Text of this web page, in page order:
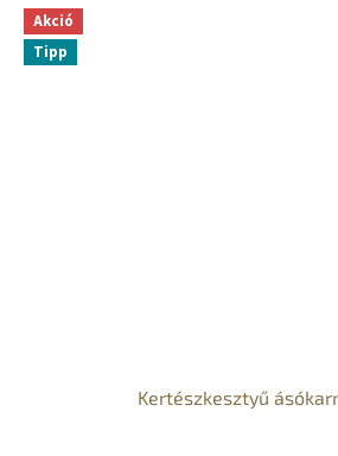
Akció
Tipp
Kertészkesztyű